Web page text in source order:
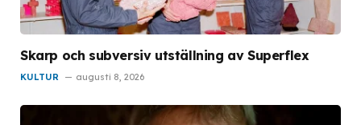
Skarp och subversiv utställning av Superflex
KULTUR augusti 8, 2026